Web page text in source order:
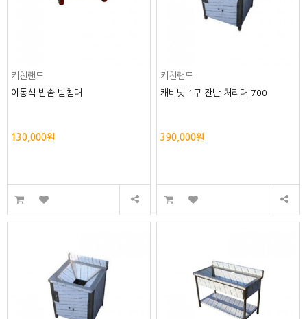
키친랜드
이동식 밥솥 받침대
130,000원
키친랜드
캐비넷 1구 잔반 처리대 700
390,000원